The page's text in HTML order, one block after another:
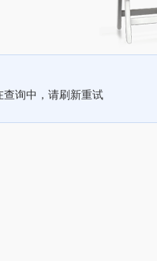
查询中，请刷新重试